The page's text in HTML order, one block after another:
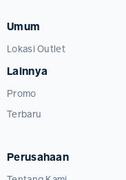
Umum
Lokasi Outlet
Lainnya
Promo
Terbaru
Perusahaan